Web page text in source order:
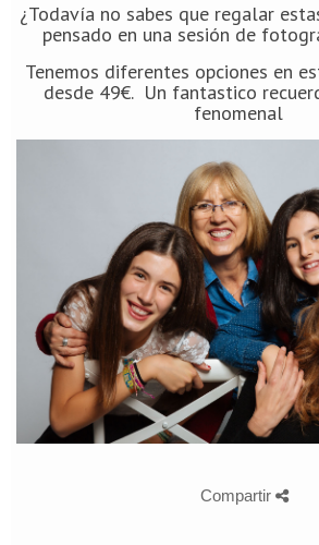
¿Todavía no sabes que regalar
pensado en una sesión de
Tenemos diferentes opciones en
desde 49€. Un fantastico
fenomenal
Compartir